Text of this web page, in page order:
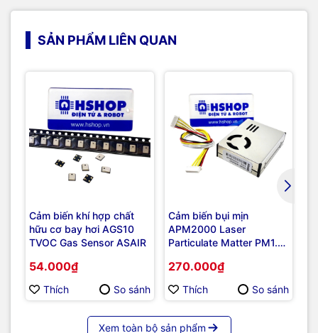
SẢN PHẨM LIÊN QUAN
Cảm biến khí hợp chất
hữu cơ bay hơi AGS10
TVOC Gas Sensor ASAIR
54.000₫
Thích So sánh
Cảm biến bụi mịn
APM2000 Laser
Particulate Matter PM1.0
ASAIR
270.000₫
Thích So sánh
Xem toàn bộ sản phẩm